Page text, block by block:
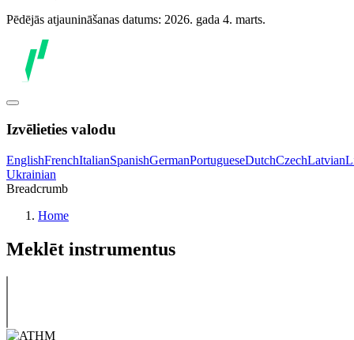
Pēdējās atjaunināšanas datums: 2026. gada 4. marts.
Izvēlieties valodu
EnglishFrenchItalianSpanishGermanPortugueseDutchCzechLatvian
Ukrainian
Breadcrumb
Home
Meklēt instrumentus